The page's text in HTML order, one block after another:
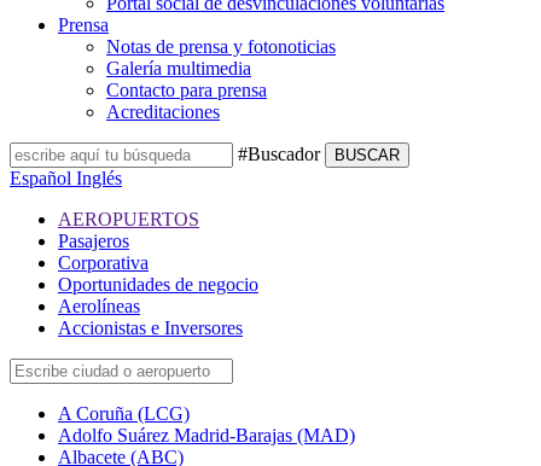
Prensa
Notas de prensa y fotonoticias
Galería multimedia
Contacto para prensa
Acreditaciones
#Buscador BUSCAR
Español Inglés
AEROPUERTOS
Pasajeros
Corporativa
Oportunidades de negocio
Aerolíneas
Accionistas e Inversores
A Coruña (LCG)
Adolfo Suárez Madrid-Barajas (MAD)
Albacete (ABC)